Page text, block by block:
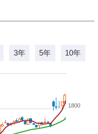
3年 5年 10年
1800